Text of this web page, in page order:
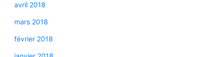
avril 2018
mars 2018
février 2018